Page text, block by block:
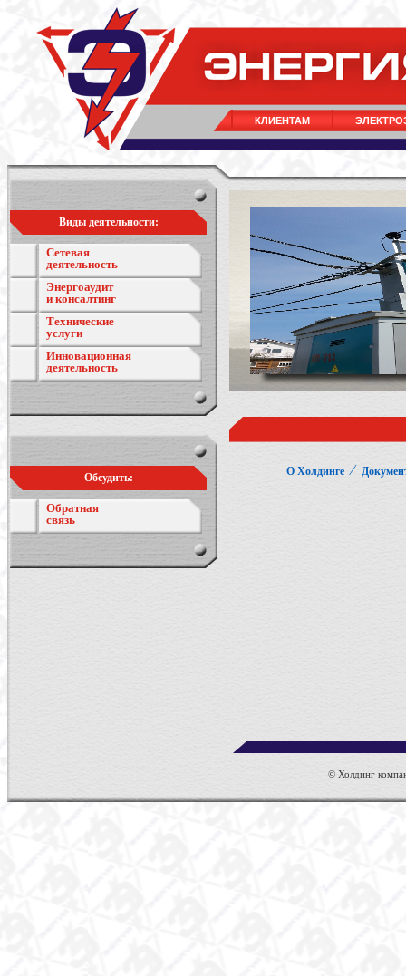
КЛИЕНТАМ
Виды деятельности:
Сетевая
деятельность
Энергоаудит
и консалтинг
Технические
услуги
Инновационная
деятельность
Обсудить:
Обратная
связь
О Холдинге ⁄
© Холдинг